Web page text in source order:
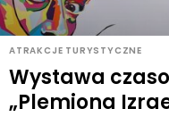
ATRAKCJE TURYSTYCZNE
Wystawa
„Plemiona